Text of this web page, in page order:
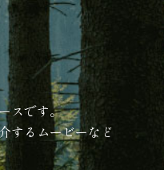
スです。
するムービーなど